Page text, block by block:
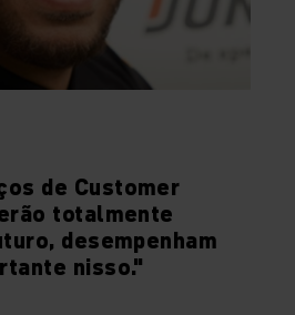
de Customer
totalmente
desempenham
nisso."